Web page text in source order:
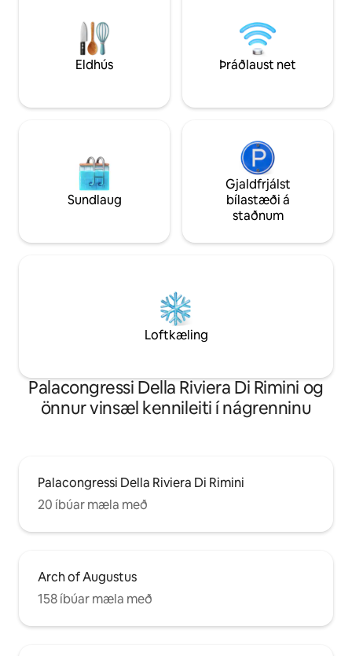
jarðhæð. Notkun á 2 ókeypis hjólum.
Strætó númer 11
allra átta.
Eldhús Þráðlaust net
Sundlaug
Gjaldfrjálst
bílastæði á
staðnum
Loftkæling
Palacongressi Della Riviera Di Rimini og
önnur vinsæl kennileiti í nágrenninu
Palacongressi Della Riviera Di Rimini
20 íbúar mæla með
Arch of Augustus
158 íbúar mæla með